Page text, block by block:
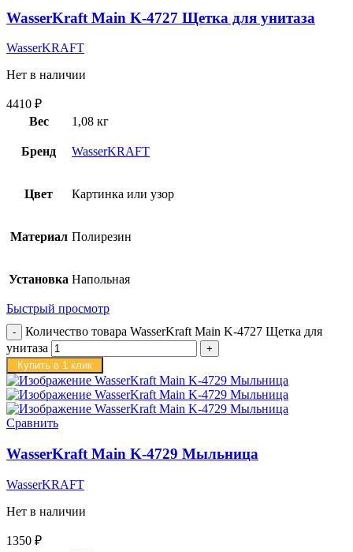
WasserKraft Main K-4727 Щетка для унитаза
WasserKRAFT
Нет в наличии
4410 ₽
Вес
1,08 кг
Бренд WasserKRAFT
Цвет Картинка или узор
Материал Полирезин
Установка Напольная
Быстрый просмотр
Количество товара WasserKraft Main K-4727 Щетка для
унитаза
Купить в 1 клик
Сравнить
WasserKraft Main K-4729 Мыльница
WasserKRAFT
Нет в наличии
1350 ₽